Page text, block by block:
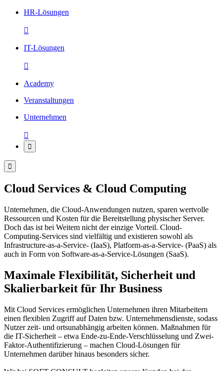
HR-Lösungen

IT-Lösungen

Academy
Veranstaltungen
Unternehmen



Cloud Services & Cloud Computing
Unternehmen, die Cloud-Anwendungen nutzen, sparen wertvolle
Ressourcen und Kosten für die Bereitstellung physischer Server.
Doch das ist bei Weitem nicht der einzige Vorteil. Cloud-
Computing-Services sind vielfältig und existieren sowohl als
Infrastructure-as-a-Service- (IaaS), Platform-as-a-Service- (PaaS) als
auch in Form von Software-as-a-Service-Lösungen (SaaS).
Maximale Flexibilität, Sicherheit und
Skalierbarkeit für Ihr Business
Mit Cloud Services ermöglichen Unternehmen ihren Mitarbeitern
einen flexiblen Zugriff auf Daten bzw. Unternehmensdienste, sodass
Nutzer zeit- und ortsunabhängig arbeiten können. Maßnahmen für
die IT-Sicherheit – etwa Ende-zu-Ende-Verschlüsselung und Zwei-
Faktor-Authentifizierung – machen Cloud-Lösungen für
Unternehmen darüber hinaus besonders sicher.